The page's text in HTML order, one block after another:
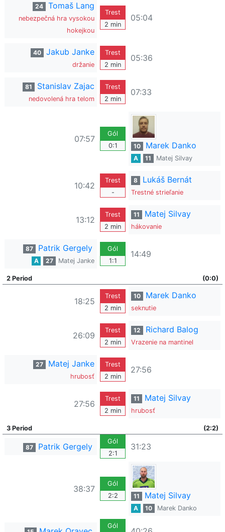
24 Tomaš Lang
nebezpečná hra vysokou
hokejkou
Trest
2 min
05:04
40 Jakub Janke
držanie
Trest
2 min
05:36
81 Stanislav Zajac
nedovolená hra telom
Trest
2 min
07:33
07:57
Gól
0:1
10 Marek Danko
A 11 Matej Silvay
10:42
Trest
-
8 Lukáš Bernát
Trestné strieľanie
13:12
Trest
2 min
11 Matej Silvay
hákovanie
87 Patrik Gergely
A 27 Matej Janke
Gól
1:1
14:49
2 Period (0:0)
18:25
Trest
2 min
10 Marek Danko
seknutie
26:09
Trest
2 min
12 Richard Balog
Vrazenie na mantinel
27 Matej Janke
hrubosť
Trest
2 min
27:56
27:56
Trest
2 min
11 Matej Silvay
hrubosť
3 Period (2:2)
87 Patrik Gergely
Gól
2:1
31:23
38:37
Gól
2:2
11 Matej Silvay
A 10 Marek Danko
Gól